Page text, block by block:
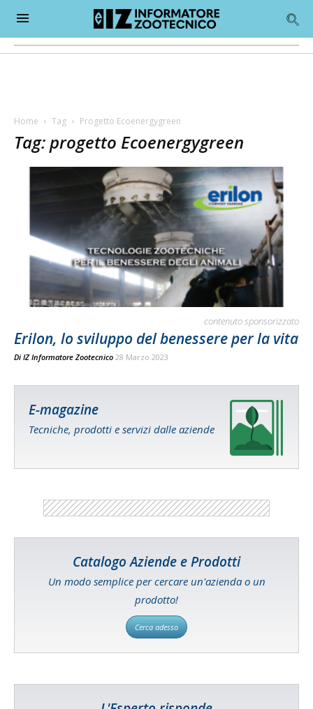
Home Tag Progetto Ecoenergygreen
Tag: progetto Ecoenergygreen
contenuto sponsorizzato
Erilon, lo sviluppo del benessere per la vita
Di IZ Informatore Zootecnico 28 Marzo 2023
E-magazine
Tecniche, prodotti e servizi dalle aziende
Catalogo Aziende e Prodotti
Un modo semplice per cercare un'azienda o un
prodotto!
Cerca adesso